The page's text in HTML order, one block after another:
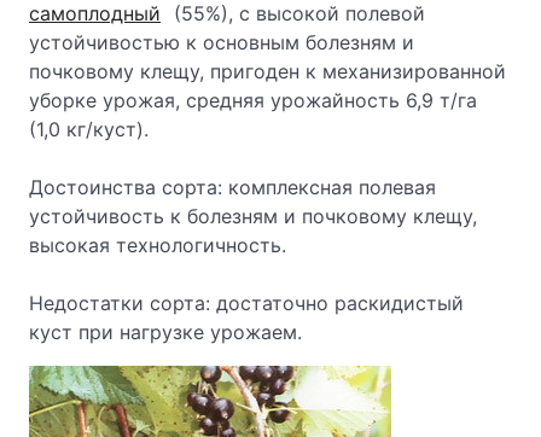
самоплодный
(55%), с высокой полевой
устойчивостью к основным болезням и
почковому клещу, пригоден к механизированной
уборке урожая, средняя урожайность 6,9 т/га
(1,0 кг/куст).
Достоинства сорта: комплексная полевая
устойчивость к болезням и почковому клещу,
высокая технологичность.
Недостатки сорта: достаточно раскидистый
куст при нагрузке урожаем.